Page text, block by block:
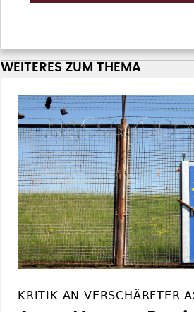
WEITERES ZUM THEMA
KRITIK AN VERSCHÄRFTER